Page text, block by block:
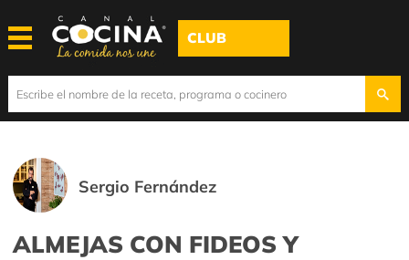
CLUB
Sergio Fernández
ALMEJAS CON FIDEOS Y